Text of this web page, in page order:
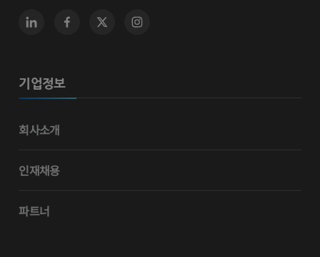
기업정보
회사소개
인재채용
파트너